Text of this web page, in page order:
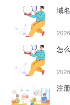
域
怎
注